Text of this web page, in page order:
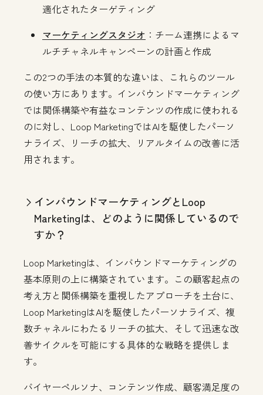
適化されたターゲティング
マーケティングスタジオ ：チーム連携によるマ
ルチチャネルキャンペーンの計画と作成
この2つの手法の本質的な違いは、これらのツール
の使い方にあります。インバウンドマーケティング
では関係構築や有益なコンテンツの作成に使われる
のに対し、Loop MarketingではAIを駆使したパーソ
ナライズ、リーチの拡大、リアルタイムの改善に活
用されます。
インバウンドマーケティングとLoop
Marketingは、どのように関係しているので
すか？
Loop Marketingは、インバウンドマーケティングの
基本原則の上に構築されています。この顧客起点の
考え方と関係構築を重視したアプローチを土台に、
Loop MarketingはAIを駆使したパーソナライズ、複
数チャネルにわたるリーチの拡大、そして迅速な改
善サイクルを可能にする具体的な戦略を提供しま
す。
バイヤーペルソナ、コンテンツ作成、顧客満足度の